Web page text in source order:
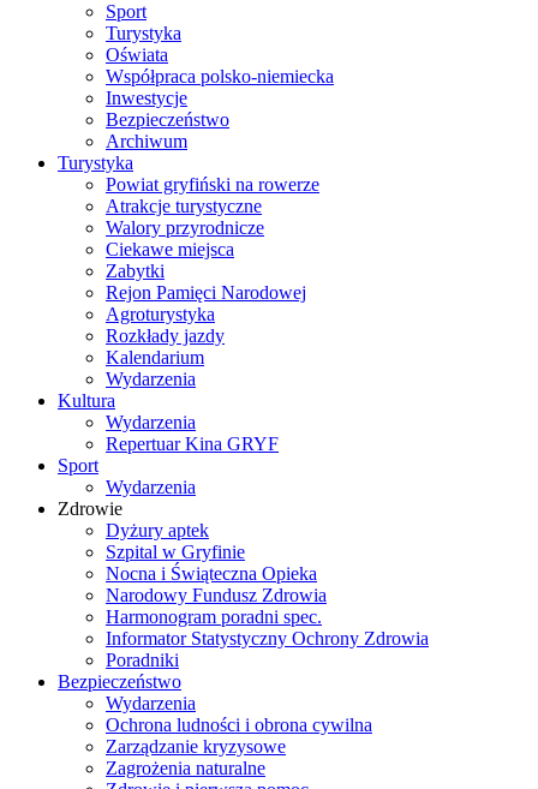
Sport
Turystyka
Oświata
Współpraca polsko-niemiecka
Inwestycje
Bezpieczeństwo
Archiwum
Turystyka
Powiat gryfiński na rowerze
Atrakcje turystyczne
Walory przyrodnicze
Ciekawe miejsca
Zabytki
Rejon Pamięci Narodowej
Agroturystyka
Rozkłady jazdy
Kalendarium
Wydarzenia
Kultura
Wydarzenia
Repertuar Kina GRYF
Sport
Wydarzenia
Zdrowie
Dyżury aptek
Szpital w Gryfinie
Nocna i Świąteczna Opieka
Narodowy Fundusz Zdrowia
Harmonogram poradni spec.
Informator Statystyczny Ochrony Zdrowia
Poradniki
Bezpieczeństwo
Wydarzenia
Ochrona ludności i obrona cywilna
Zarządzanie kryzysowe
Zagrożenia naturalne